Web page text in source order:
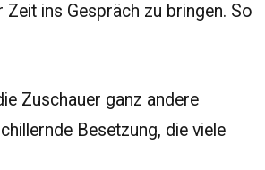
ins Gespräch zu bringen. So
Zuschauer ganz andere
Besetzung, die viele